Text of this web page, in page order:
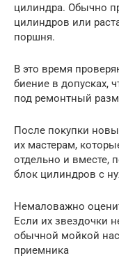
цилиндра. Обычно
цилиндров или
поршня.
В это время
биение в допусках,
под ремонтный
После покупки
их мастерам,
отдельно и вместе,
блок цилиндров с
Немаловажно
Если их звездочки
обычной мойкой
приемника